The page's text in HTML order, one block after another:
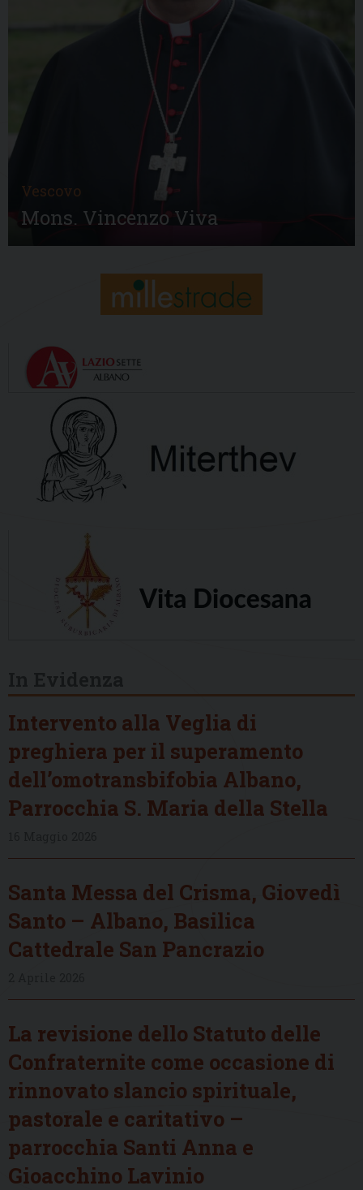
Vescovo
Mons. Vincenzo Viva
Intervento alla Veglia di
preghiera per il superamento
dell’omotransbifobia Albano,
Parrocchia S. Maria della Stella
Santa Messa del Crisma, Giovedì
Santo – Albano, Basilica
Cattedrale San Pancrazio
La revisione dello Statuto delle
Confraternite come occasione di
rinnovato slancio spirituale,
pastorale e caritativo –
parrocchia Santi Anna e
Gioacchino Lavinio